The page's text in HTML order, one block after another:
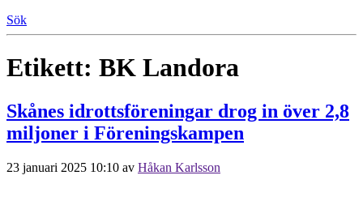
Sök
Etikett: BK Landora
Skånes idrottsföreningar drog in över 2,8
miljoner i Föreningskampen
23 januari 2025 10:10 av Håkan Karlsson